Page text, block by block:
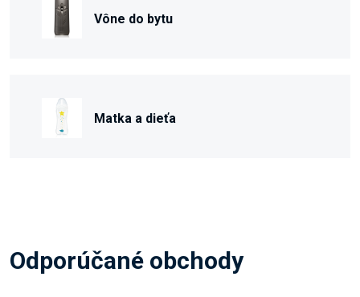
Vône do bytu
Matka a dieťa
Odporúčané obchody